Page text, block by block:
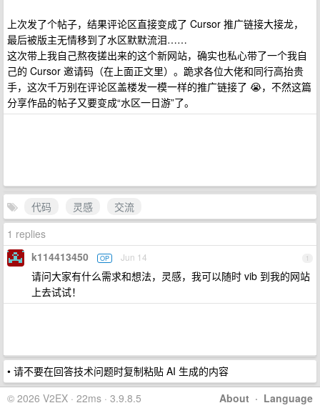
上次发了个帖子，结果评论区直接变成了 Cursor 推广链接大接龙，
最后被版主无情移到了水区默默流泪……
这次带上我自己熬夜搓出来的这个新网站，确实也私心带了一个我自
己的 Cursor 邀请码（在上面正文里）。跪求各位大佬和同行高抬贵
手，这次千万别在评论区盖楼发一模一样的推广链接了 😭，不然这篇
分享作品的帖子又要变成“水区一日游”了。
代码 灵感
交流
1 replies
1
k114413450 OP Jun 14
请问大家有什么需求和想法，灵感，我可以随时 vib 到我的网站
上去试试！
• 请不要在回答技术问题时复制粘贴 AI 生成的内容
About · Language
© 2026 V2EX · 22ms · 3.9.8.5